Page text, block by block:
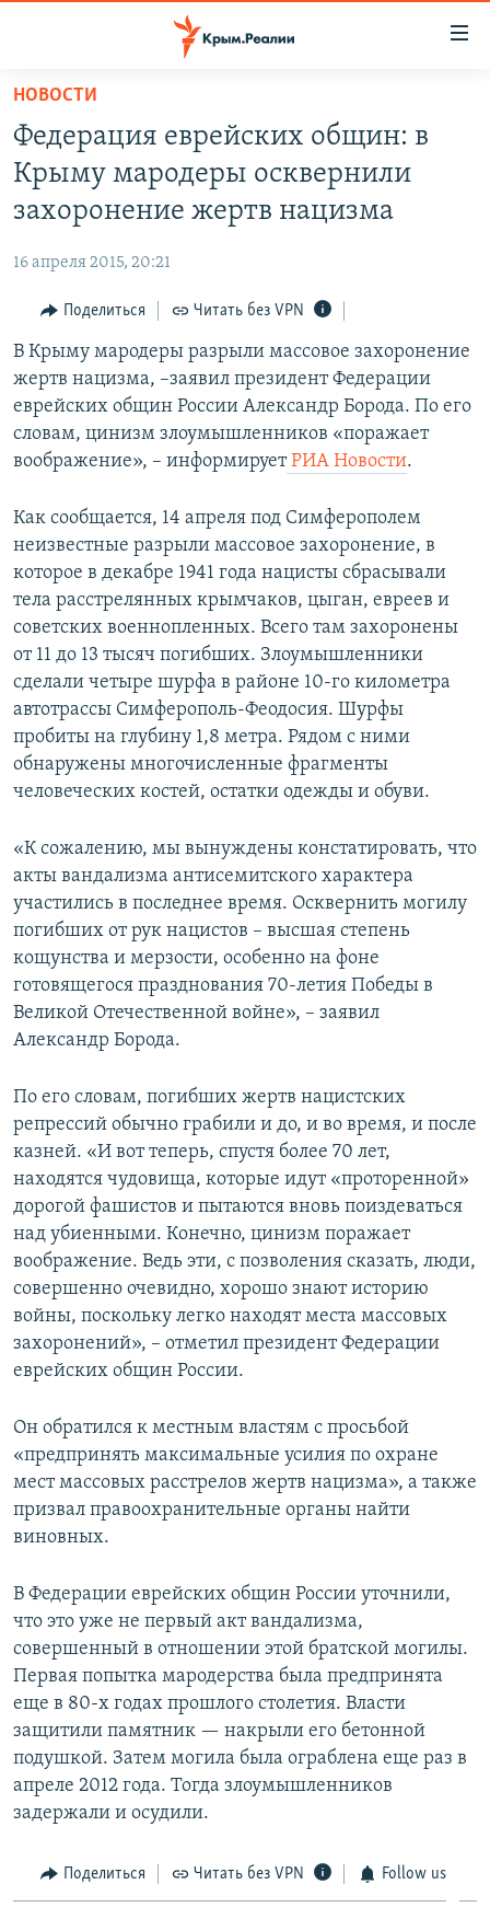
Вернуться
основному
содержанию
Вернутся
главной
навигации
Вернутся
поиску
СПЕЦПРОЕКТЫ
11 ЛЕТ ОККУПАЦИИ КРЫМА. 11 ИСТОРИЙ СОПРОТИВЛЕНИЯ
ВОДА
ЕЩЕ
ИНТЕРАКТИВ
ИНФОГРАФИКА
ТЕЛЕПРОЕКТ КРЫМ.РЕАЛИИ
СОВЕТЫ ПРАВОЗАЩИТНИКОВ
ПРОПАВШИЕ БЕЗ ВЕСТИ
ПОБЕДИТЕЛЕЙ НЕ СУДЯТ?
КРЫМ.НЕПОКОРЕННЫЙ
УКРАИНСКАЯ ПРОБЛЕМА КРЫМА
РАДІО СВОБОДА
КАК ОБОЙТИ БЛОКИРОВКУ
Українською
Qırımtatar
ПРИСОЕДИНЯЙТЕСЬ!
Все сайты RFE/RL
НОВОСТИ
Федерация еврейских общин: в
Крыму мародеры осквернили
захоронение жертв нацизма
16 апреля 2015, 20:21
Поделиться Читать без VPN
В Крыму мародеры разрыли массовое захоронение
жертв нацизма, –заявил президент Федерации
еврейских общин России Александр Борода. По его
словам, цинизм злоумышленников «поражает
воображение», – информируетРИА Новости.
Как сообщается, 14 апреля под Симферополем
неизвестные разрыли массовое захоронение, в
которое в декабре 1941 года нацисты сбрасывали
тела расстрелянных крымчаков, цыган, евреев и
советских военнопленных. Всего там захоронены
от 11 до 13 тысяч погибших. Злоумышленники
сделали четыре шурфа в районе 10-го километра
автотрассы Симферополь-Феодосия. Шурфы
пробиты на глубину 1,8 метра. Рядом с ними
обнаружены многочисленные фрагменты
человеческих костей, остатки одежды и обуви.
«К сожалению, мы вынуждены констатировать, что
акты вандализма антисемитского характера
участились в последнее время. Осквернить могилу
погибших от рук нацистов – высшая степень
кощунства и мерзости, особенно на фоне
готовящегося празднования 70-летия Победы в
Великой Отечественной войне», – заявил
Александр Борода.
По его словам, погибших жертв нацистских
репрессий обычно грабили и до, и во время, и после
казней. «И вот теперь, спустя более 70 лет,
находятся чудовища, которые идут «проторенной»
дорогой фашистов и пытаются вновь поиздеваться
над убиенными. Конечно, цинизм поражает
воображение. Ведь эти, с позволения сказать, люди,
совершенно очевидно, хорошо знают историю
войны, поскольку легко находят места массовых
захоронений», – отметил президент Федерации
еврейских общин России.
Он обратился к местным властям с просьбой
«предпринять максимальные усилия по охране
мест массовых расстрелов жертв нацизма», а также
призвал правоохранительные органы найти
виновных.
В Федерации еврейских общин России уточнили,
что это уже не первый акт вандализма,
совершенный в отношении этой братской могилы.
Первая попытка мародерства была предпринята
еще в 80-х годах прошлого столетия. Власти
защитили памятник — накрыли его бетонной
подушкой. Затем могила была ограблена еще раз в
апреле 2012 года. Тогда злоумышленников
задержали и осудили.
Поделиться Читать без VPN Follow us